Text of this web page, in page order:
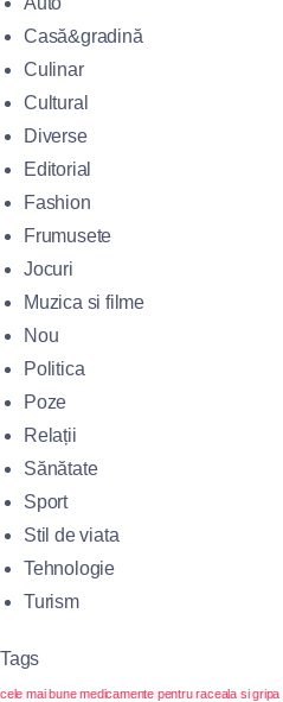
Casă&gradină
Culinar
Cultural
Diverse
Editorial
Fashion
Frumusete
Jocuri
Muzica si filme
Nou
Politica
Poze
Relații
Sănătate
Sport
Stil de viata
Tehnologie
Turism
Tags
cele mai bune medicamente pentru raceala si gripa